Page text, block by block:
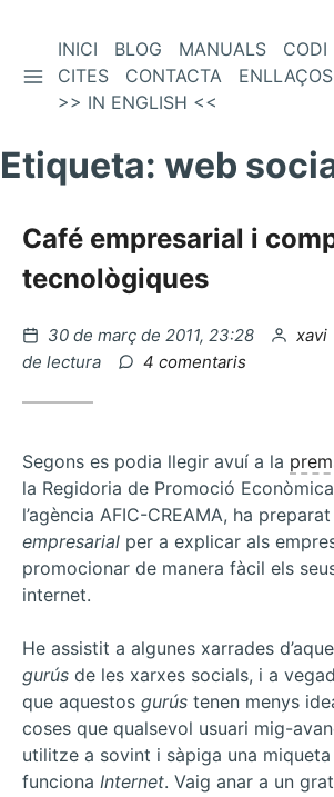
contingut
BARRA LATERAL
INICI BLOG MANUALS CODI
CITES
CONTACTA ENLLAÇOS
>> IN ENGLISH <<
Etiqueta: web
Café empresarial i
tecnològiques
Publicat
el
30 de març de 2011, 23:28 per
xavi
de lectura
4 comentaris
Segons es podia llegir avuí a la
la Regidoria de Promoció
l’agència AFIC-CREAMA, ha
empresarial per a explicar als
promocionar de manera fàcil els
internet.
He assistit a algunes xarrades
gurús de les xarxes socials, i a
que aquestos gurús tenen menys
coses que qualsevol usuari mig-
utilitze a sovint i sàpiga una
funciona Internet. Vaig anar a un